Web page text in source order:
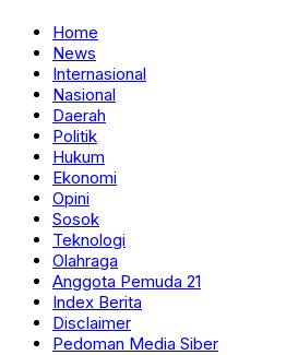
Home
News
Internasional
Nasional
Daerah
Politik
Hukum
Ekonomi
Opini
Sosok
Teknologi
Olahraga
Anggota Pemuda 21
Index Berita
Disclaimer
Pedoman Media Siber